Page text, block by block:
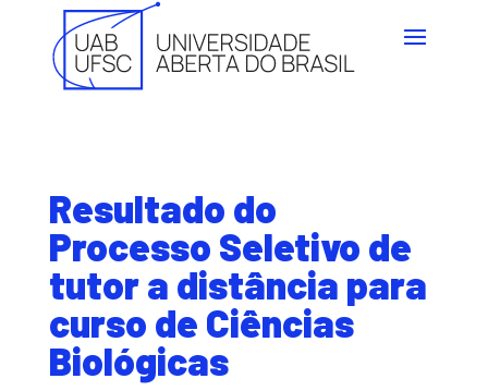
Resultado do
Processo Seletivo de
tutor a distância para
curso de Ciências
Biológicas